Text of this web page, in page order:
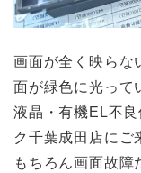
画面が全く映らな
面が緑色に光って
液晶・有機EL不
ク千葉成田店にご
もちろん画面故障